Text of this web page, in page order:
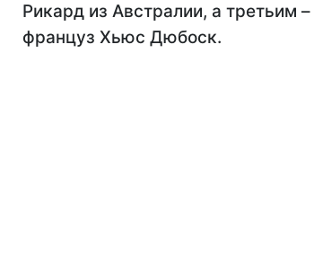
Рикард из Австралии, а третьим –
француз Хьюс Дюбоск.